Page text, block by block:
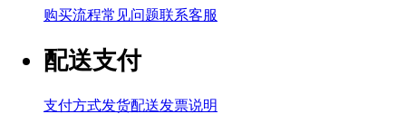
购买流程常见问题联系客服
配送支付
支付方式发货配送发票说明